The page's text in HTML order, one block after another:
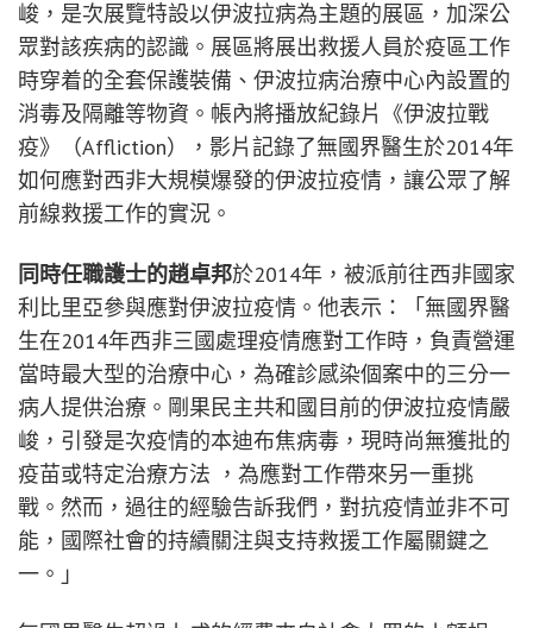
峻，是次展覽特設以伊波拉病為主題的展區，加深公
眾對該疾病的認識。展區將展出救援人員於疫區工作
時穿着的全套保護裝備、伊波拉病治療中心內設置的
消毒及隔離等物資。帳內將播放紀錄片《伊波拉戰
疫》（Affliction），影片記錄了無國界醫生於2014年
如何應對西非大規模爆發的伊波拉疫情，讓公眾了解
前線救援工作的實況。
同時任職護士的趙卓邦於2014年，被派前往西非國家
利比里亞參與應對伊波拉疫情。他表示：「無國界醫
生在2014年西非三國處理疫情應對工作時，負責營運
當時最大型的治療中心，為確診感染個案中的三分一
病人提供治療。剛果民主共和國目前的伊波拉疫情嚴
峻，引發是次疫情的本迪布焦病毒，現時尚無獲批的
疫苗或特定治療方法 ，為應對工作帶來另一重挑
戰。然而，過往的經驗告訴我們，對抗疫情並非不可
能，國際社會的持續關注與支持救援工作屬關鍵之
一。」